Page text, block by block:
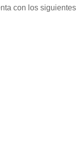
con los siguientes